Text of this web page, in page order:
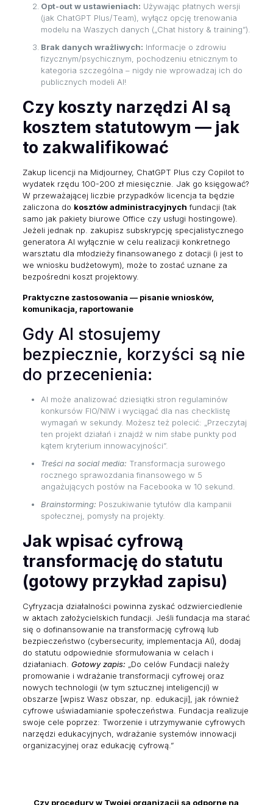
Opt-out w ustawieniach: Używając płatnych wersji
(jak ChatGPT Plus/Team), wyłącz opcję trenowania
modelu na Waszych danych („Chat history & training”).
Brak danych wrażliwych: Informacje o zdrowiu
fizycznym/psychicznym, pochodzeniu etnicznym to
kategoria szczególna – nigdy nie wprowadzaj ich do
publicznych modeli AI!
Czy koszty narzędzi AI są
kosztem statutowym — jak
to zakwalifikować
Zakup licencji na Midjourney, ChatGPT Plus czy Copilot to
wydatek rzędu 100-200 zł miesięcznie. Jak go księgować?
W przeważającej liczbie przypadków licencja ta będzie
zaliczona do kosztów administracyjnych fundacji (tak
samo jak pakiety biurowe Office czy usługi hostingowe).
Jeżeli jednak np. zakupisz subskrypcję specjalistycznego
generatora AI wyłącznie w celu realizacji konkretnego
warsztatu dla młodzieży finansowanego z dotacji (i jest to
we wniosku budżetowym), może to zostać uznane za
bezpośredni koszt projektowy.
Praktyczne zastosowania — pisanie wniosków,
komunikacja, raportowanie
Gdy AI stosujemy
bezpiecznie, korzyści są nie
do przecenienia:
AI może analizować dziesiątki stron regulaminów
konkursów FIO/NIW i wyciągać dla nas checklistę
wymagań w sekundy. Możesz też polecić: „Przeczytaj
ten projekt działań i znajdź w nim słabe punkty pod
kątem kryterium innowacyjności”.
Treści na social media: Transformacja surowego
rocznego sprawozdania finansowego w 5
angażujących postów na Facebooka w 10 sekund.
Brainstorming: Poszukiwanie tytułów dla kampanii
społecznej, pomysły na projekty.
Jak wpisać cyfrową
transformację do statutu
(gotowy przykład zapisu)
Cyfryzacja działalności powinna zyskać odzwierciedlenie
w aktach założycielskich fundacji. Jeśli fundacja ma starać
się o dofinansowanie na transformację cyfrową lub
bezpieczeństwo (cybersecurity, implementacja AI), dodaj
do statutu odpowiednie sformułowania w celach i
działaniach. Gotowy zapis: „Do celów Fundacji należy
promowanie i wdrażanie transformacji cyfrowej oraz
nowych technologii (w tym sztucznej inteligencji) w
obszarze [wpisz Wasz obszar, np. edukacji], jak również
cyfrowe uświadamianie społeczeństwa. Fundacja realizuje
swoje cele poprzez: Tworzenie i utrzymywanie cyfrowych
narzędzi edukacyjnych, wdrażanie systemów innowacji
organizacyjnej oraz edukację cyfrową.”
Czy procedury w Twojej organizacji są odporne na